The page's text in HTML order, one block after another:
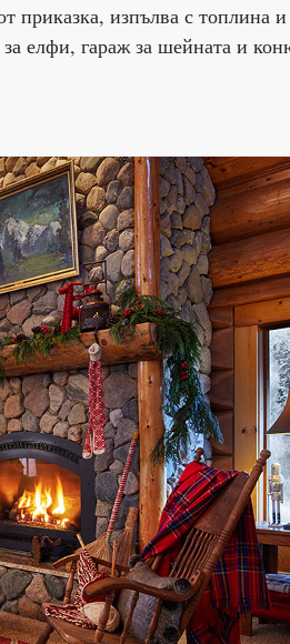
приказка, изпълва с топлина и
елфи, гараж за шейната и